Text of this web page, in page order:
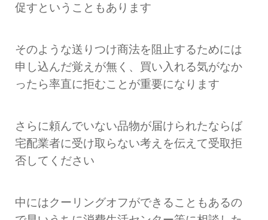
促すということもあります
そのような送りつけ商法を阻止するためには
申し込んだ覚えが無く、買い入れる気がなか
ったら率直に拒むことが重要になります
さらに頼んでいない品物が届けられたならば
宅配業者に受け取らない考えを伝えて受取拒
否してください
中にはクーリングオフができることもあるの